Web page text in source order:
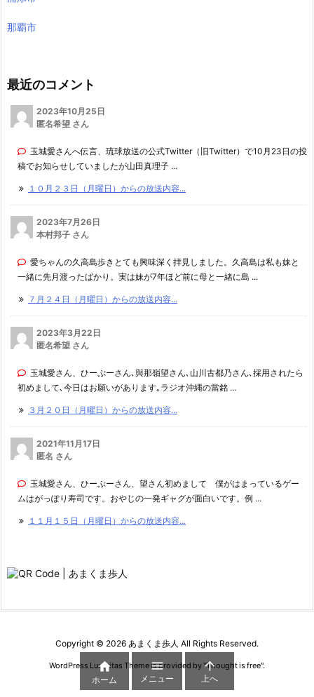
那覇市
最近のコメント
2023年10月25日
匿名希望 さん
玉城愛さんへ伝言、琉球放送の公式Twitter（旧Twitter）で10月23日の投
稿でお知らせしていましたが山田真理子 ...
１０月２３日（月曜日）からの放送内容...
2023年7月26日
本村邦子 さん
愛ちゃんの久高島歩きとても興味深く拝見しました。久高島は私も妹と
一緒に先月渡ったばかり。実は妹が7年ほど前に母と一緒に島 ...
７月２４日（月曜日）からの放送内容...
2023年3月22日
匿名希望 さん
玉城愛さん、ひーぷーさん､與那嶺望さん､山川古都乃さん､採用されたら
初めまして､今日はお願いがあります｡ラジオ沖縄の當銘 ...
３月２０日（月曜日）からの放送内容...
2021年11月17日
匿名 さん
玉城愛さん、ひーぷーさん、望さん初めまして 僕がはまっているゲー
ムはがっぽり寿司です。おやじの一発ギャグが面白いです。例 ...
１１月１５日（月曜日）からの放送内容...
Copyright © 2026 あまくま歩人 All Rights Reserved.
WordPress Luxeritas Theme is provided by "Thought is free".

ホーム

メニュー

上へ